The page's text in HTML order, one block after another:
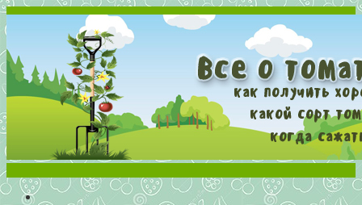
Все о томатах. Выращивание томатов. Сорта и рассада.
Выращивание и уход за томатами